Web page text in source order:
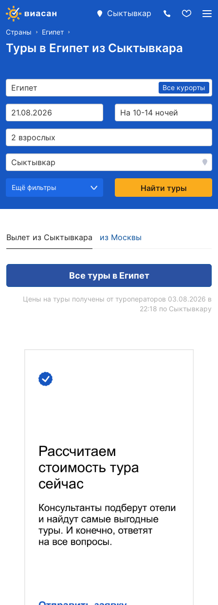
Сыктывкар
Страны Египет
Туры в Египет из Сыктывкара
Египет Все курорты
21.08.2026 На 10-14 ночей
2 взрослых
Сыктывкар
Ещё фильтры Найти туры
Вылет из Сыктывкара из Москвы
Все туры в Египет
Цены на туры получены от туроператоров 03.08.2026 в
22:18 по Сыктывкару